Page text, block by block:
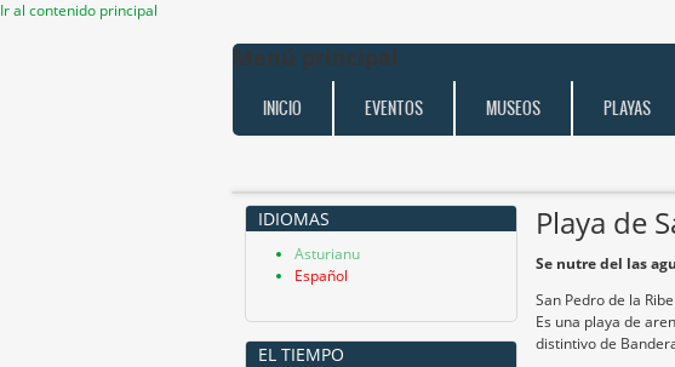
Ir al contenido principal
Menú principal
INICIO EVENTOS MUSEOS PLAYAS
Playa de
Se nutre del las
San Pedro de la
Es una playa de
distintivo de
IDIOMAS
Asturianu
Español
EL TIEMPO